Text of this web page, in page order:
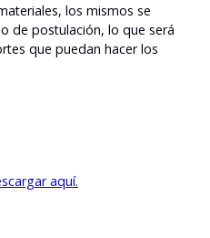
los mismos se
de postulación, lo que será
que puedan hacer los
aquí.